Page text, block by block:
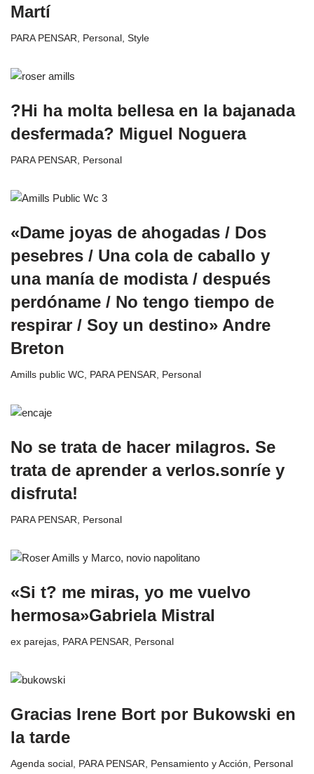
Martí
PARA PENSAR, Personal , Style
?Hi ha molta bellesa en la bajanada
desfermada? Miguel Noguera
PARA PENSAR, Personal
«Dame joyas de ahogadas / Dos
pesebres / Una cola de caballo y
una manía de modista / después
perdóname / No tengo tiempo de
respirar / Soy un destino» Andre
Breton
Amills public WC, PARA PENSAR, Personal
No se trata de hacer milagros. Se
trata de aprender a verlos.sonríe y
disfruta!
PARA PENSAR, Personal
«Si t? me miras, yo me vuelvo
hermosa»Gabriela Mistral
ex parejas, PARA PENSAR, Personal
Gracias Irene Bort por Bukowski en
la tarde
Agenda social , PARA PENSAR, Pensamiento y Acción, Personal